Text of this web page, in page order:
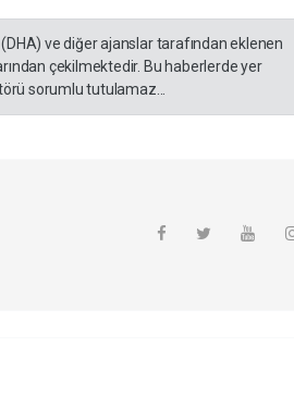
ve diğer ajanslar tarafından eklenen
çekilmektedir. Bu haberlerde yer
sorumlu tutulamaz...